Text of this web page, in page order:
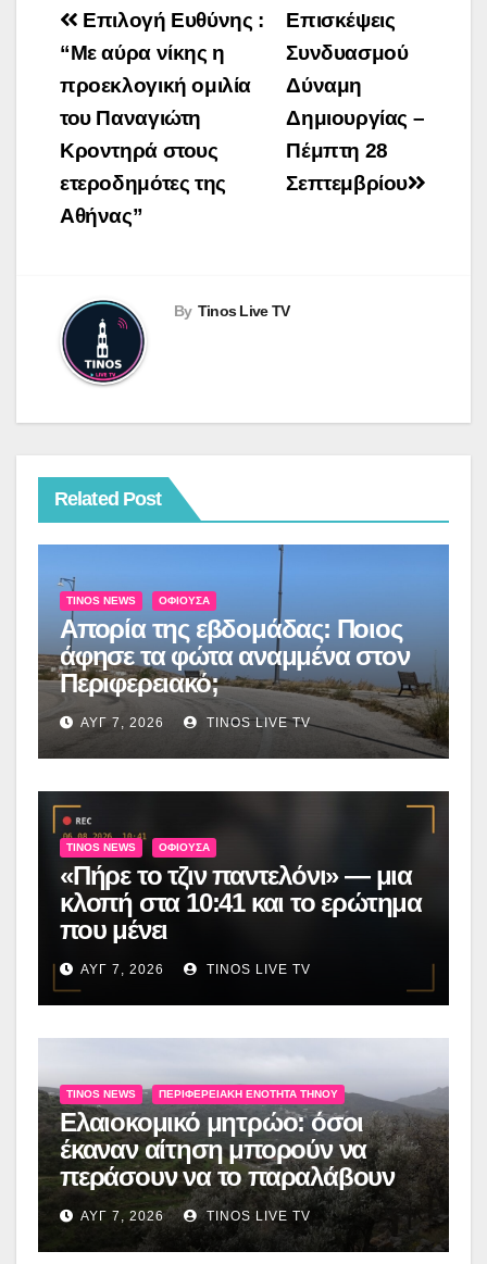
Πλοήγηση
άρθρων
Επισκέψεις
Συνδυασμού
Δύναμη
Δημιουργίας –
Πέμπτη 28
Σεπτεμβρίου
Επιλογή Ευθύνης :
“Με αύρα νίκης η
προεκλογική ομιλία
του Παναγιώτη
Κροντηρά στους
ετεροδημότες της
Αθήνας”
By Tinos Live TV
Related Post
TINOS NEWS ΟΦΙΟΎΣΑ
Απορία της εβδομάδας: Ποιος
άφησε τα φώτα αναμμένα στον
Περιφερειακό;
ΑΥΓ 7, 2026 TINOS LIVE TV
TINOS NEWS ΟΦΙΟΎΣΑ
«Πήρε το τζιν παντελόνι» — μια
κλοπή στα 10:41 και το ερώτημα
που μένει
ΑΥΓ 7, 2026 TINOS LIVE TV
TINOS NEWS ΠΕΡΙΦΕΡΕΙΑΚΉ ΕΝΌΤΗΤΑ ΤΉΝΟΥ
Ελαιοκομικό μητρώο: όσοι
έκαναν αίτηση μπορούν να
περάσουν να το παραλάβουν
ΑΥΓ 7, 2026 TINOS LIVE TV